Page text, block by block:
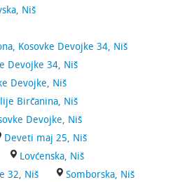
Niš
Kosovke Devojke 34, Niš
Devojke 34, Niš
Devojke, Niš
Birčanina, Niš
Devojke, Niš
Deveti maj 25, Niš
Lovćenska, Niš
32, Niš
Somborska, Niš